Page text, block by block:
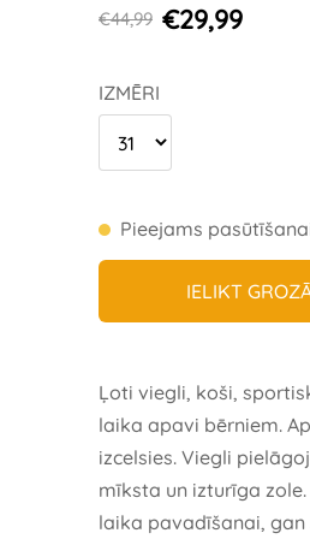
€44,99 €29,99
IZMĒRI
Pieejams
IELIKT
Ļoti viegli, koši,
laika apavi bērniem.
izcelsies. Viegli
mīksta un izturīga
laika pavadīšanai,